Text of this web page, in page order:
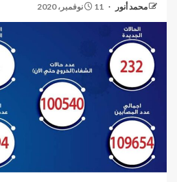
محمد أنور 11 نوفمبر، 2020